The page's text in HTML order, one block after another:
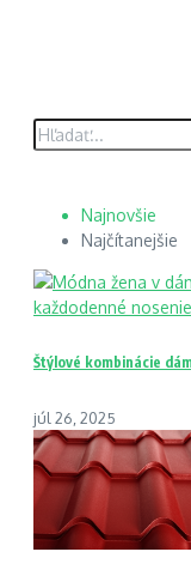
Hľadať:
Najnovšie
Najčítanejšie
Štýlové kombinácie
júl 26, 2025